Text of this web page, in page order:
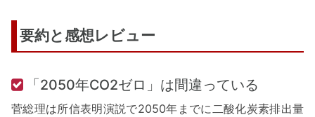
要約と感想レビュー
「2050年CO2ゼロ」は間違っている
菅総理は所信表明演説で2050年までに二酸化炭素排出量